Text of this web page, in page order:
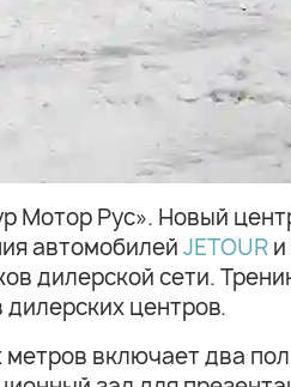
Мотор Рус». Новый
автомобилей JETOUR и
дилерской сети.
центров.
включает два